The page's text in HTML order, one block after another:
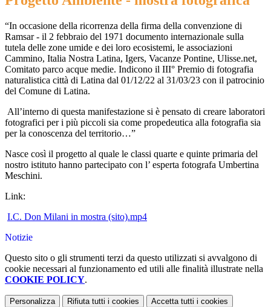
“In occasione della ricorrenza della firma della convenzione di
Ramsar - il 2 febbraio del 1971 documento internazionale sulla
tutela delle zone umide e dei loro ecosistemi, le associazioni
Cammino, Italia Nostra Latina, Igers, Vacanze Pontine, Ulisse.net,
Comitato parco acque medie. Indicono il III° Premio di fotografia
naturalistica città di Latina dal 01/12/22 al 31/03/23 con il patrocinio
del Comune di Latina.
All’interno di questa manifestazione si è pensato di creare laboratori
fotografici per i più piccoli sia come propedeutica alla fotografia sia
per la conoscenza del territorio…”
Nasce così il progetto al quale le classi quarte e quinte primaria del
nostro istituto hanno partecipato con l’ esperta fotografa Umbertina
Meschini.
Link:
I.C. Don Milani in mostra (sito).mp4
Notizie
Questo sito o gli strumenti terzi da questo utilizzati si avvalgono di
cookie necessari al funzionamento ed utili alle finalità illustrate nella
COOKIE POLICY.
Personalizza Rifiuta tutti i cookies Accetta tutti i cookies